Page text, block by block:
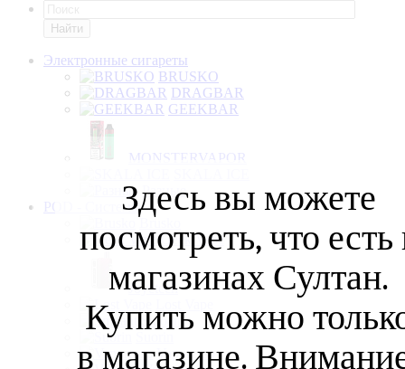
Найти
Электронные сигареты
BRUSKO
DRAGBAR
GEEKBAR
MONSTERVAPOR
Разные
POD - Системы
Geek Vape
Joyetech
Smoant
Vaporesso
Здесь вы можете
посмотреть, что есть
магазинах Султан.
Купить можно
в магазине.